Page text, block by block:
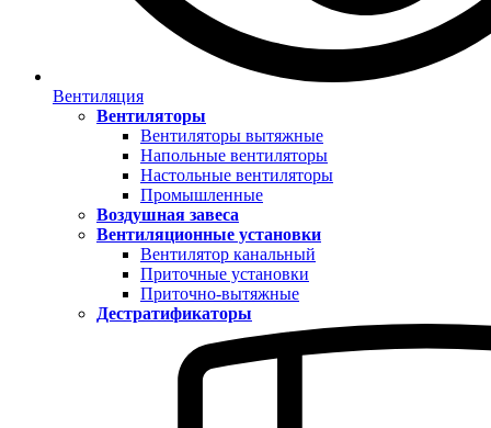
Вентиляция
Вентиляторы
Вентиляторы вытяжные
Напольные вентиляторы
Настольные вентиляторы
Промышленные
Воздушная завеса
Вентиляционные установки
Вентилятор канальный
Приточные установки
Приточно-вытяжные
Дестратификаторы